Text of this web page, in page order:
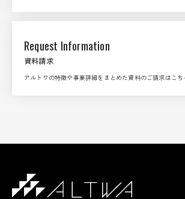
Request Information
資料請求
アルトワの特徴や事業詳細をまとめた資料のご請求はこち